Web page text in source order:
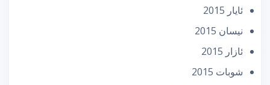
ئایار 2015
نیسان 2015
ئازار 2015
شوبات 2015